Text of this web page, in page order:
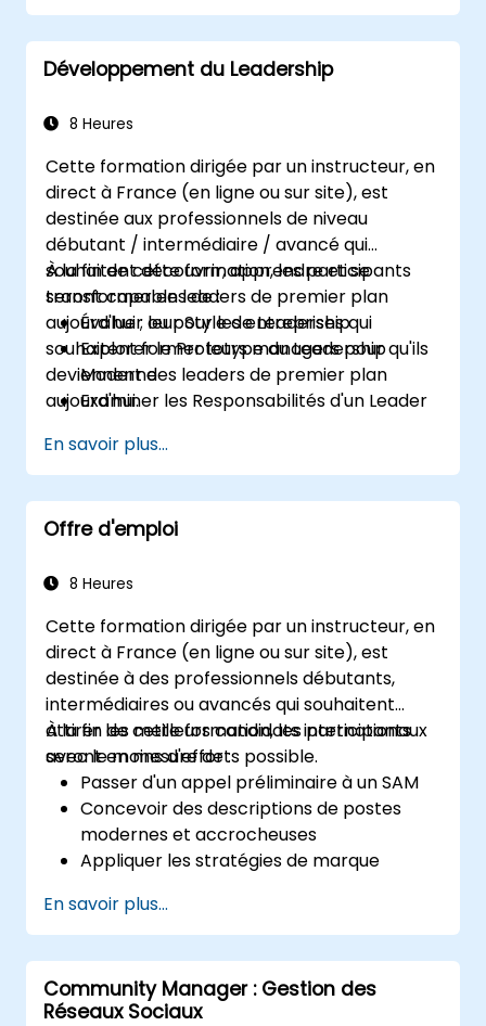
Vendre l'Opportunité aux Candidats &
Partenariat avec les Managers de
Recrutement
Développement du Leadership
8 Heures
Cette formation dirigée par un instructeur, en
direct à France (en ligne ou sur site), est
destinée aux professionnels de niveau
débutant / intermédiaire / avancé qui
souhaitent découvrir, apprendre et se
transformer en leaders de premier plan
aujourd'hui ; ou pour les entreprises qui
souhaitent former leurs managers pour qu'ils
deviennent des leaders de premier plan
aujourd'hui.
À la fin de cette formation, les participants
seront capables de :
Évaluer leur Style de Leadership
Explorer le Prototype du Leadership
Moderne
Examiner les Responsabilités d'un Leader
Leadership
Servir de Modèle
En savoir plus...
Offre d'emploi
8 Heures
Cette formation dirigée par un instructeur, en
direct à France (en ligne ou sur site), est
destinée à des professionnels débutants,
intermédiaires ou avancés qui souhaitent
attirer les meilleurs candidats internationaux
avec le moins d'efforts possible.
À la fin de cette formation, les participants
seront en mesure de :
Passer d'un appel préliminaire à un SAM
Concevoir des descriptions de postes
modernes et accrocheuses
Appliquer les stratégies de marque
Publier une ou plusieurs offres d'emploi
Recevoir une liste longue personnalisée
En savoir plus...
Community Manager : Gestion des
Réseaux Sociaux